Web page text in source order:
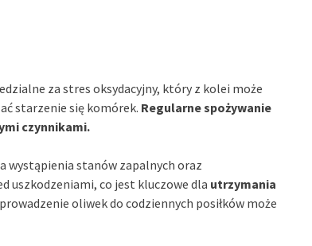
za stres oksydacyjny, który z kolei może
starzenie się komórek. Regularne spożywanie
czynnikami.
wystąpienia stanów zapalnych oraz
uszkodzeniami, co jest kluczowe dla utrzymania
oliwek do codziennych posiłków może